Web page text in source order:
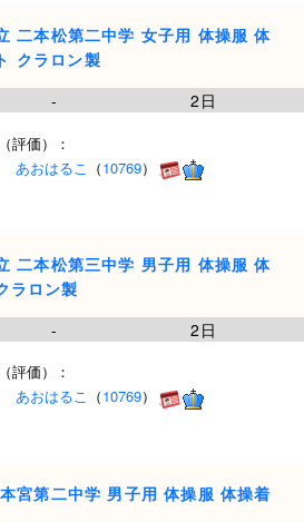
二本松第二中学 女子用 体操服 体
クラロン製
- 2日
評価）：
あおはるこ （10769）
二本松第三中学 男子用 体操服 体
ラロン製
- 2日
評価）：
あおはるこ （10769）
宮第二中学 男子用 体操服 体操着